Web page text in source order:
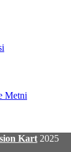
Metni
Kart 2025